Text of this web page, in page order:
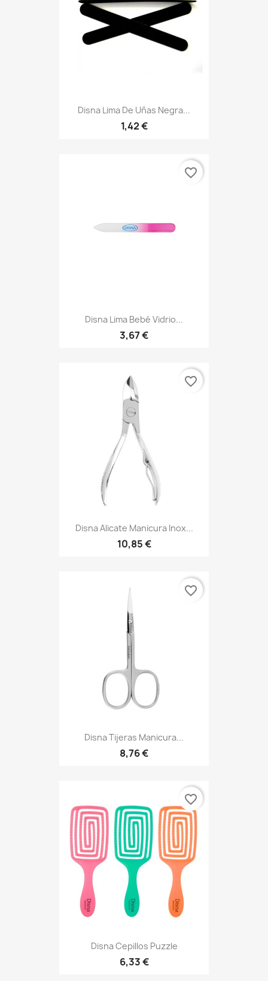
Disna Lima De Uñas Negra...
1,42 €
Disna Lima Bebé Vidrio...
3,67 €
favorite_border
Disna Alicate Manicura Inox...
10,85 €
favorite_border
Disna Tijeras Manicura...
8,76 €
favorite_border
Disna Cepillos Puzzle
6,33 €
favorite_border